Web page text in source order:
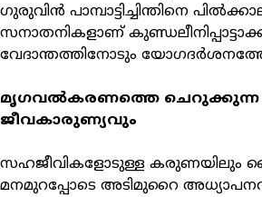
ഗുരുവിന്‍ പാമ്പാട്ടിച്ചിന്തിനെ
സനാതനികളാണ്
വേദാന്തത്തിനോടും
മൃഗവല്‍കരണത്തെ
ജീവകാരുണ്യവും
സഹജീവികളോടുള്ള കരുണയിലും
മനമുറപ്പോടെ അടിമുറൈ